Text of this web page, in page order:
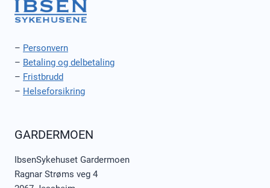
– Personvern
– Betaling og delbetaling
– Fristbrudd
– Helseforsikring
GARDERMOEN
IbsenSykehuset Gardermoen
Ragnar Strøms veg 4